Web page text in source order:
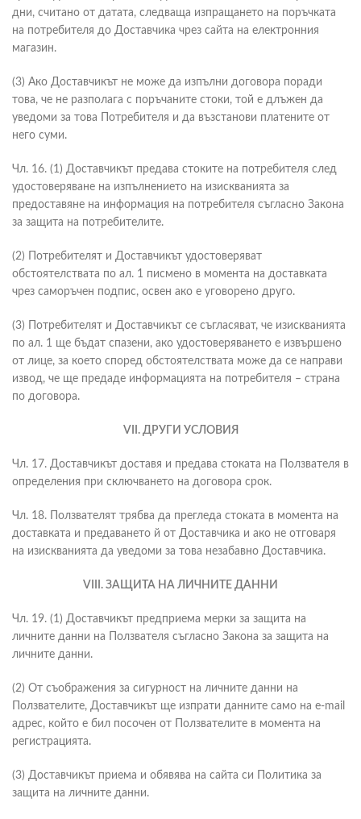
дни, считано от датата, следваща изпращането на поръчката
на потребителя до Доставчика чрез сайта на електронния
магазин.
(3) Ако Доставчикът не може да изпълни договора поради
това, че не разполага с поръчаните стоки, той е длъжен да
уведоми за това Потребителя и да възстанови платените от
него суми.
Чл. 16. (1) Доставчикът предава стоките на потребителя след
удостоверяване на изпълнението на изискванията за
предоставяне на информация на потребителя съгласно Закона
за защита на потребителите.
(2) Потребителят и Доставчикът удостоверяват
обстоятелствата по ал. 1 писмено в момента на доставката
чрез саморъчен подпис, освен ако е уговорено друго.
(3) Потребителят и Доставчикът се съгласяват, че изискванията
по ал. 1 ще бъдат спазени, ако удостоверяването е извършено
от лице, за което според обстоятелствата може да се направи
извод, че ще предаде информацията на потребителя – страна
по договора.
VII. ДРУГИ УСЛОВИЯ
Чл. 17. Доставчикът доставя и предава стоката на Ползвателя в
определения при сключването на договора срок.
Чл. 18. Ползвателят трябва да прегледа стоката в момента на
доставката и предаването й от Доставчика и ако не отговаря
на изискванията да уведоми за това незабавно Доставчика.
VIII. ЗАЩИТА НА ЛИЧНИТЕ ДАННИ
Чл. 19. (1) Доставчикът предприема мерки за защита на
личните данни на Ползвателя съгласно Закона за защита на
личните данни.
(2) От съображения за сигурност на личните данни на
Ползвателите, Доставчикът ще изпрати данните само на e-mail
адрес, който е бил посочен от Ползвателите в момента на
регистрацията.
(3) Доставчикът приема и обявява на сайта си Политика за
защита на личните данни.